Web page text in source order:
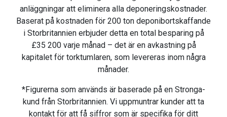
anläggningar att eliminera alla deponeringskostnader.
Baserat på kostnaden för 200 ton deponibortskaffande
i Storbritannien erbjuder detta en total besparing på
£35 200 varje månad – det är en avkastning på
kapitalet för torktumlaren, som levereras inom några
månader.
*Figurerna som används är baserade på en Stronga-
kund från Storbritannien. Vi uppmuntrar kunder att ta
kontakt för att få siffror som är specifika för ditt